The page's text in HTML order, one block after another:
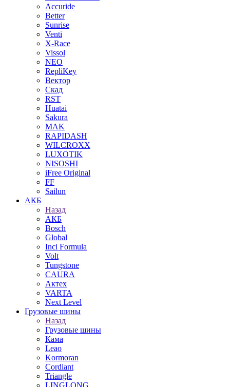
Accuride
Better
Sunrise
Venti
X-Race
Vissol
NEO
RepliKey
Вектор
Скад
RST
Huatai
Sakura
MAK
RAPIDASH
WILCROXX
LUXOTIK
NISOSHI
iFree Original
FF
Sailun
АКБ
Назад
АКБ
Bosch
Global
Inci Formula
Volt
Tungstone
CAURA
Актех
VARTA
Next Level
Грузовые шины
Назад
Грузовые шины
Кама
Leao
Kormoran
Cordiant
Triangle
LINGLONG